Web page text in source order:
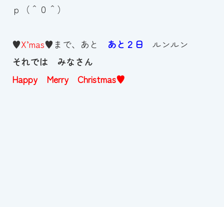
ｐ（＾０＾）
♥X’mas♥まで、あと あと２日 ルンルン
それでは みなさん
Happy Merry Christmas♥